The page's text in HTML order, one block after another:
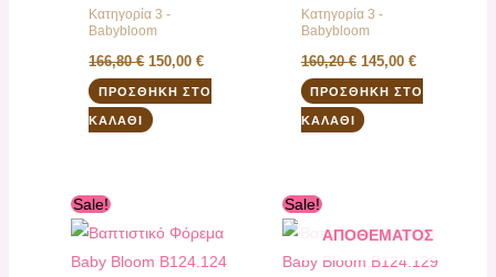
Κατηγορία 3 -
Babybloom
166,80€ 150,00€
ΠΡΟΣΘΉΚΗ ΣΤΟ
ΚΑΛΆΘΙ
Κατηγορία 3 -
Babybloom
160,20€ 145,00 €
ΠΡΟΣΘΉΚΗ ΣΤΟ
ΚΑΛΆΘΙ
Sale!
was:
τιμή
130,00 €.
Sale!
ΑΠΟΘΈΜΑΤΟΣ
was:
τιμή
145,00 €.